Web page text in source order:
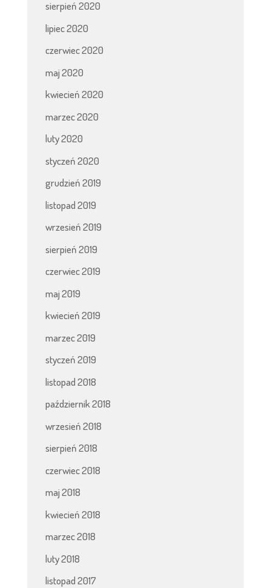
sierpień 2020
lipiec 2020
czerwiec 2020
maj 2020
kwiecień 2020
marzec 2020
luty 2020
styczeń 2020
grudzień 2019
listopad 2019
wrzesień 2019
sierpień 2019
czerwiec 2019
maj 2019
kwiecień 2019
marzec 2019
styczeń 2019
listopad 2018
październik 2018
wrzesień 2018
sierpień 2018
czerwiec 2018
maj 2018
kwiecień 2018
marzec 2018
luty 2018
listopad 2017